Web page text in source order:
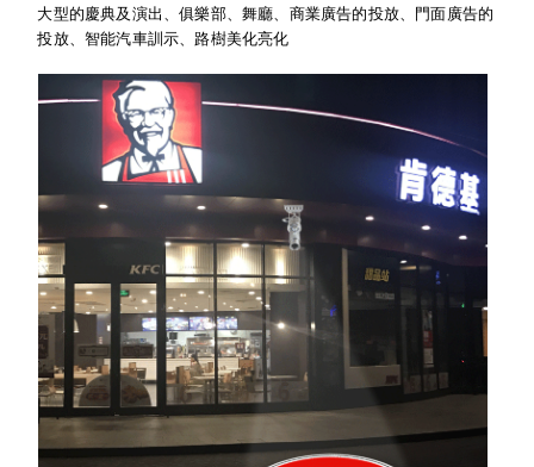
大型的慶典及演出、俱樂部、舞廳、商業廣告的投放、門面廣告的
投放、智能汽車訓示、路樹美化亮化